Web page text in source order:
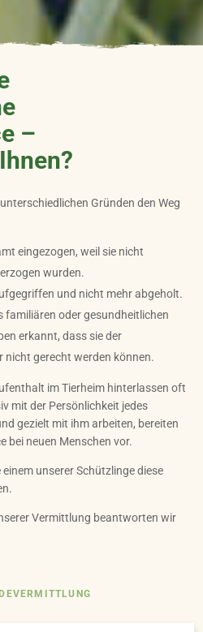
–
Gründen den Weg
eingezogen, weil sie nicht
wurden.
und nicht mehr abgeholt.
familiären oder gesundheitlichen
erkannt, dass sie der
gerecht werden können.
im Tierheim hinterlassen oft
mit der Persönlichkeit jedes
gezielt mit ihm arbeiten, bereiten
bei neuen Menschen vor.
unserer Schützlinge diese
Vermittlung beantworten wir